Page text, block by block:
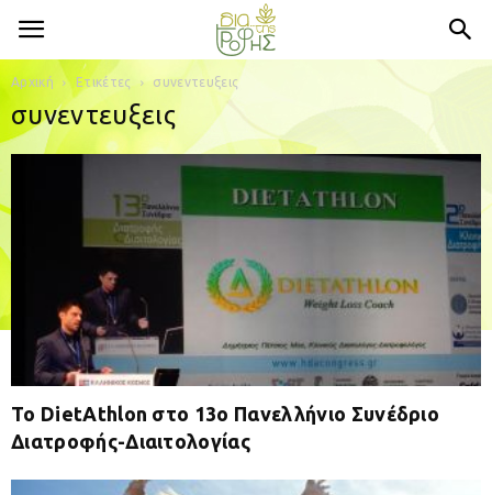
Αρχική Ετικέτες συνεντευξεις
συνεντευξεις
Το DietAthlon στο 13ο Πανελλήνιο Συνέδριο
Διατροφής-Διαιτολογίας